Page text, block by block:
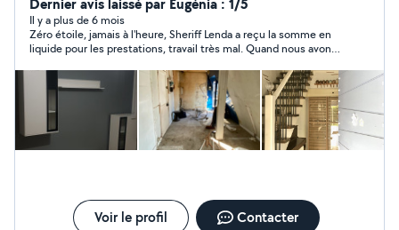
Il y a plus de 6 mois
Zéro étoile, jamais à l'heure, Sheriff Lenda a reçu la somme en
liquide pour les prestations, travail très mal. Quand nous avons
matériel. Il a brutalisé ma fille et mon conjoint, nous avons
porté plainte au commissariat de police.
Voir le profil Contacter